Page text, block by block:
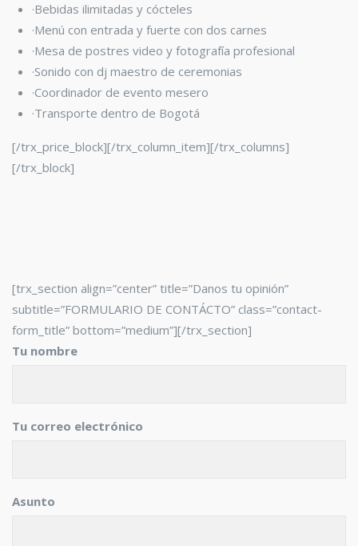
·Bebidas ilimitadas y cócteles
·Menú con entrada y fuerte con dos carnes
·Mesa de postres video y fotografía profesional
·Sonido con dj maestro de ceremonias
·Coordinador de evento mesero
·Transporte dentro de Bogotá
[/trx_price_block][/trx_column_item][/trx_columns]
[/trx_block]
[trx_section align=”center” title=”Danos tu opinión”
subtitle=”FORMULARIO DE CONTÁCTO” class=”contact-
form_title” bottom=”medium”][/trx_section]
Tu nombre
Tu correo electrónico
Asunto